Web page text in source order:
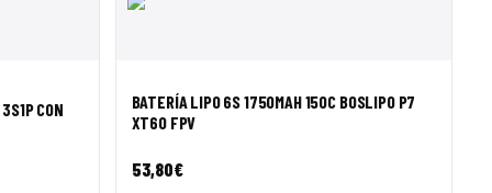
CON
BATERÍA LIPO 6S 1750MAH 150C BOSLIPO P7
XT60 FPV
53,80€